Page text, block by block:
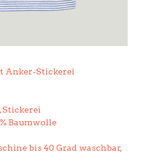
Anker-Stickerei
Stickerei
Baumwolle
bis 40 Grad waschbar,